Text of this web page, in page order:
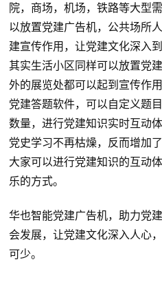
院，商场，机场，铁路等大型
以放置党建广告机，公共场所
建宣传作用，让党建文化深入
其实生活小区同样可以放置党
外的展览处都可以起到宣传作
党建答题软件，可以自定义题
数量，进行党建知识实时互动
党史学习不再枯燥，反而增加
大家可以进行党建知识的互动
乐的方式。
华也智能党建广告机，助力党
会发展，让党建文化深入人心，
可少。